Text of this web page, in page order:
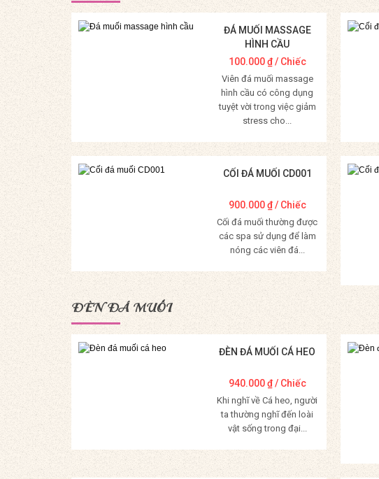
ĐÁ MUỐI MASSAGE
HÌNH CẦU
100.000₫/ Chiếc
Viên đá muối massage
hình cầu có công dụng
tuyệt vời trong việc giảm
stress cho...
Mua Hàng
CỐI ĐÁ MUỐI CD001
900.000₫/ Chiếc
Cối đá muối thường được
các spa sử dụng để làm
nóng các viên đá...
Mua Hàng
ĐÈN ĐÁ MUỐI
ĐÈN ĐÁ MUỐI CÁ HEO
940.000₫/ Chiếc
Khi nghĩ về Cá heo, người
ta thường nghĩ đến loài
vật sống trong đại...
Mua Hàng